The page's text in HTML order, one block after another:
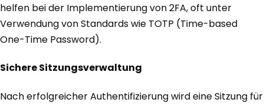
helfen bei der Implementierung von 2FA, oft unter
Verwendung von Standards wie TOTP (Time-based
One-Time Password).
Sichere Sitzungsverwaltung
Nach erfolgreicher Authentifizierung wird eine Sitzung für